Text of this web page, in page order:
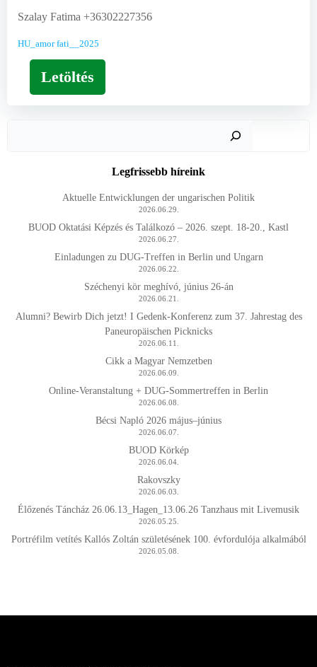
Szalay Fatima +36302227356
HU_amor fati__2025
Letöltés
Legfrissebb híreink
Aktuelle Entwicklungen der ungarischen Politik
2026.06.29.
BUOD Oktatási Képzés és Találkozó – 2026. szept. 18-20., Kastl
2026.06.27.
Einladungen zu DUG-Treffen in Berlin und Ungarn
2026.06.22.
Széchenyi kör meghívó, június 26-án
2026.06.21.
Alumni? Bewirb Dich jetzt! I Gedenk-Konferenz zum 37. Jahrestag des
Paneuropäischen Picknicks
2026.06.11.
Cikk a Magyar Nemzetben
2026.06.09.
Online-Veranstaltung + DUG-Sommertreffen in Berlin
2026.06.08.
Bécsi Napló 2026 május–június
2026.06.07.
BUOD Körkép
2026.06.04.
Rakovszky
2026.06.03.
Élőzenés Táncház 26.06.13_Hagen_13.06.26 Tanzhaus mit Livemusik
2026.05.25.
Portréfilm vetítés Kallós Zoltán születésének 100. évfordulója alkalmából
2026.05.08.